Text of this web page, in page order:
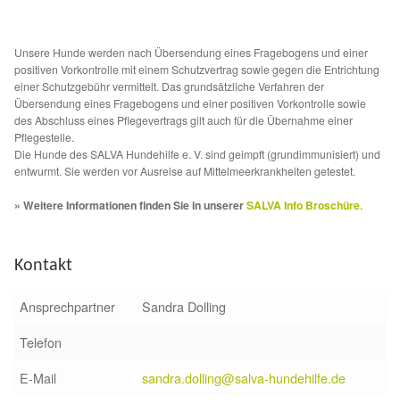
Tierschutz
Auslandstierschutz
Schutzgebühr
Notnasen mit Handicap
Wichtige Gedanken vor der Adoption
Unsere Hunde werden nach Übersendung eines Fragebogens und einer
positiven Vorkontrolle mit einem Schutzvertrag sowie gegen die Entrichtung
einer Schutzgebühr vermittelt. Das grundsätzliche Verfahren der
Übersendung eines Fragebogens und einer positiven Vorkontrolle sowie
des Abschluss eines Pflegevertrags gilt auch für die Übernahme einer
Pflegestelle.
Die Hunde des SALVA Hundehilfe e. V. sind geimpft (grundimmunisiert) und
entwurmt. Sie werden vor Ausreise auf Mittelmeerkrankheiten getestet.
» Weitere Informationen finden Sie in unsererSALVA Info Broschüre.
Kontakt
Ansprechpartner
Sandra Dolling
Telefon
E-Mail
sandra.dolling@salva-hundehilfe.de